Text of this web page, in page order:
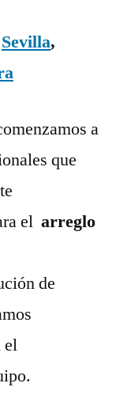
Sevilla,
a
que
el arreglo
de
el